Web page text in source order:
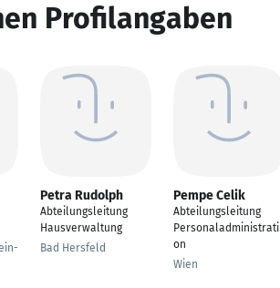
Profilangaben
Petra Rudolph
Abteilungsleitung
Hausverwaltung
Bad Hersfeld
Pempe Celik
Abteilungsleitung
Personaladministrati
on
Wien